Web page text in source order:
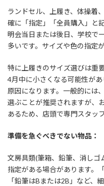
ランドセル、上履き、体操着
確に「指定」「全員購入」と
明会当日または後日、学校で
多いです。サイズや色の指定
特に上履きのサイズ選びは重
4月中に小さくなる可能性が
原因になります。一般的には
選ぶことが推奨されますが、
あるため、店頭で専門スタッ
準備を急ぐべきでない物品：
文房具類(筆箱、鉛筆、消しゴ
指定がある場合があります。
「鉛筆はBまたは2B」など、